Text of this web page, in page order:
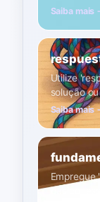
Saiba mais
Utilize
solução
Saiba mais
Empregue
básico,